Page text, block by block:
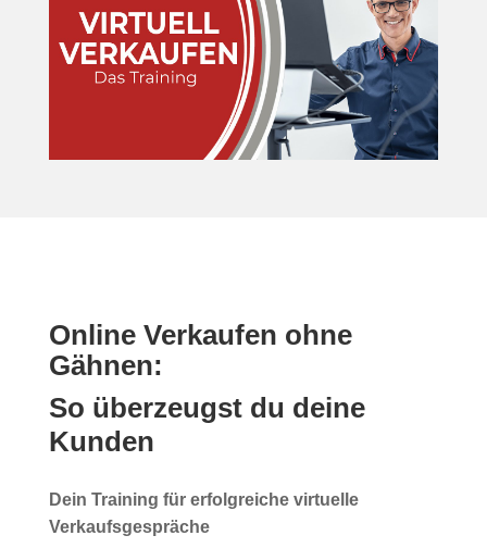
Online Verkaufen ohne
Gähnen:
So überzeugst du deine
Kunden
Dein Training für erfolgreiche virtuelle
Verkaufsgespräche